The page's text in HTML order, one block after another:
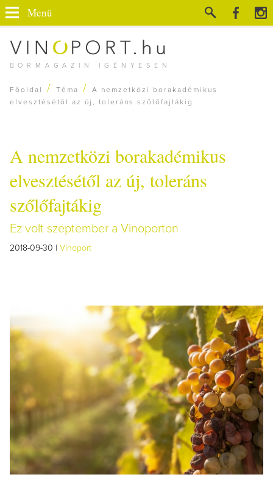
BORMAGAZIN IGÉNYESEN
Menü
Főoldal / Téma /
A nemzetközi borakadémikus
elvesztésétől az új, toleráns szőlőfajtákig
A nemzetközi borakadémikus
elvesztésétől az új, toleráns
szőlőfajtákig
Ez volt szeptember a Vinoporton
2018-09-30 | Vinoport